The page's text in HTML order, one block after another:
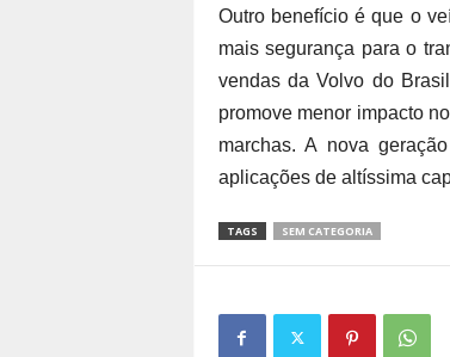
Outro benefício é que o
mais segurança para o
vendas da Volvo do
promove menor impacto
marchas. A nova
aplicações de altíssima
TAGS SEM CATEGORIA